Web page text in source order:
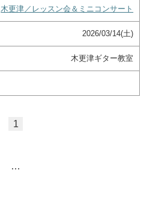
木更津／レッスン会＆ミニコンサート
2026/03/14(土)
木更津ギター教室
1
…